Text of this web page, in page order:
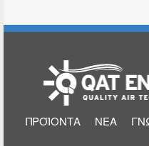
ΑΡΧΙΚΉ
ΠΡΟΪΌΝΤΑ ΝΈΑ